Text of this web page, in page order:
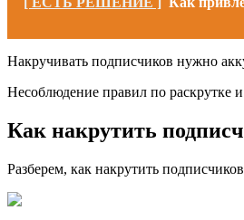
Накручивать подписчиков нужно
Несоблюдение правил по раскрутке
Как накрутить
Разберем, как накрутить